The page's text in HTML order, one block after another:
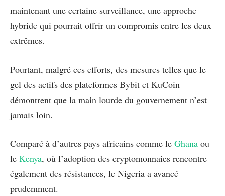
maintenant une certaine surveillance, une approche
hybride qui pourrait offrir un compromis entre les deux
extrêmes.
Pourtant, malgré ces efforts, des mesures telles que le
gel des actifs des plateformes Bybit et KuCoin
démontrent que la main lourde du gouvernement n’est
jamais loin.
Comparé à d’autres pays africains comme le Ghana ou
le Kenya, où l’adoption des cryptomonnaies rencontre
également des résistances, le Nigeria a avancé
prudemment.